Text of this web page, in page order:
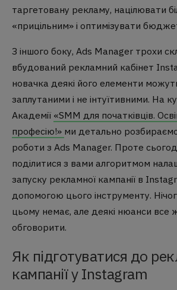
таргетовану рекламу, націлювати
«прицільним» і оптимізувати
З іншого боку, Ads Manager трохи
вбудований рекламний кабінет
новачка деякі його елементи
заплутаними і не інтуїтивними. На
Академії «SMM для початківців.
професію!» ми детально
роботи з Ads Manager. Проте
поділитися з вами алгоритмом
запуску рекламної кампанії в
допомогою цього інструменту.
цьому немає, але деякі нюанси все
обговорити.
Як підготуватися до
кампанії у Instagram